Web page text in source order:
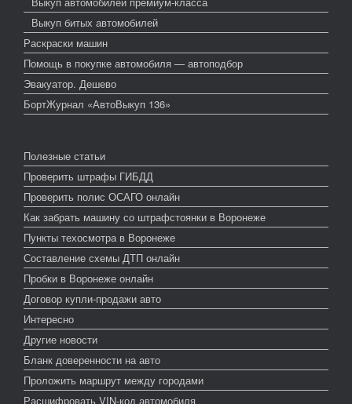
Выкуп битых автомобилей
Раскраски машин
Помощь в покупке автомобиля — автоподбор
Эвакуатор. Дешево
БортЖурнал «АвтоВыкуп 136»
Полезные статьи
Проверить штрафы ГИБДД
Проверить полис ОСАГО онлайн
Как забрать машину со штрафстоянки в Воронеже
Пункты техосмотра в Воронеже
Составление схемы ДТП онлайн
Пробки в Воронеже онлайн
Договор купли-продажи авто
Интересно
Другие новости
Бланк доверенности на авто
Проложить маршрут между городами
Расшифровать VIN-код автомобиля